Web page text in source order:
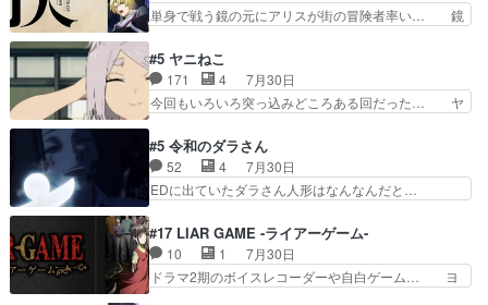
んな漫画描かれたら泣いち…
全にブレーンだよね毎回敵キャラが… 弧次郎「欲
を我慢して強くなれるなら大飯食… 変化球な演出
ていただきました！最終的に… この高らかなDT
宣言、合田一人に通じるも… この作品は近年稀に
見るおっさんキャラの充…
単身で戦う鏡の元にアリスが街の冒険者率い… 鏡
なががんばってくれたアリスの父ちゃん… 成長限
界が999である村人と定めた上位存… 大規模バト
ルシーンなのに会話してばっかり… やっぱり勇者
より強かったか笑統率力LV9… 普通の人間の親子
組みか‥Lv200帯の… そのために役割を超越する
者の出現させるた… アリスのお陰で他の勇者達も
共闘してくれ魔…
#5 ヤニねこ
171 4
7月30日
今回もいろいろ突っ込みどころある回だった… ヤ
ちゃんの恋愛話をしたり、タバコを生産… ここう
っすら思ったことズバリ言ってくれて… おかし
い、さわやかだ 世話好きの陰に支配… ヤクねこ
のクワガタ取りの話見て切なくなっ… 普段は選別
れww唐突な作画力の正… なんか今日はかなり一
瞬で終わっちまったっ… 先週と比べてまだまとも
に見えた。4話は過…
#5 令和のダラさん
52 4
7月30日
EDに出ていたダラさん人形はなんなんだと…
惨な過去がきっちり現代に継承されている… ダラ
さんと姉弟の母との出会いの話やはりダ… ダラさ
んの過去話も佳境…げに恐ろしいは人… 第５話感
想：２人の過剰な貢ぎ物?の礼とし… 第５話感
#17 LIAR GAME -ライアーゲーム-
10 1
7月30日
ドラマ2期のボイスレコーダーや自白ゲーム… ヨ